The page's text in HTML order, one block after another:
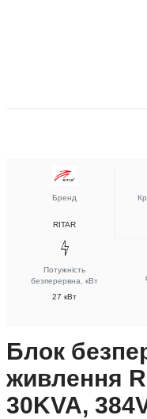
Бренд
RITAR
Потужність
безперервна, кВт
27 кВт
Блок
живлення
30KVA,